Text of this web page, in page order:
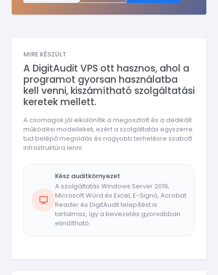
MIRE KÉSZÜLT
A DigitAudit VPS ott hasznos, ahol a
programot gyorsan használatba
kell venni, kiszámítható szolgáltatási
keretek mellett.
A csomagok jól elkülönítik a megosztott és a dedikált
működési modelleket, ezért a szolgáltatás egyszerre
tud belépő megoldás és nagyobb terhelésre szabott
infrastruktúra lenni.
Kész auditkörnyezet
A szolgáltatás Windows Server 2019,
Microsoft Word és Excel, E-Signó, Acrobat
Reader és DigitAudit telepítést is
tartalmaz, így a bevezetés gyorsabban
elindítható.